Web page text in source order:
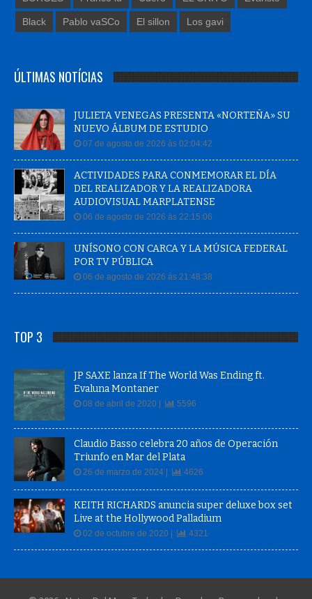
Black Pablo vaSCo El sillon Los gavi
ÚLTIMAS NOTÍCIAS
JULIETA VENEGAS PRESENTA «NORTEÑA» SU
NUEVO ÁLBUM DE ESTUDIO
07 de agosto de 2026 às 02:04:42
ACTIVIDADES PARA CONMEMORAR EL DÍA
DEL REALIZADOR Y LA REALIZADORA
AUDIOVISUAL MARPLATENSE
06 de agosto de 2026 às 22:15:06
UNÍSONO CON CARCA Y LA MÚSICA FEDERAL
POR TV PÚBLICA
06 de agosto de 2026 às 21:48:38
TOP 3
JP SAXE lanza If The World Was Ending ft.
Evaluna Montaner
08 de abril de 2020 | 5596
Claudio Basso celebra 20 años de Operación
Triunfo en Mar del Plata
26 de marzo de 2024 | 4626
KEITH RICHARDS anuncia super deluxe box set
Live at the Hollywood Palladium
02 de octubre de 2020 | 4321